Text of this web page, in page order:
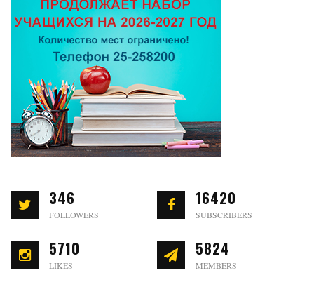
346
FOLLOWERS
16420
SUBSCRIBERS
5710
LIKES
5824
MEMBERS